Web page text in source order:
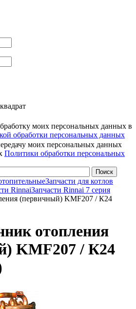
моих персональных данных в
обработки персональных данных
моих персональных данных
Политики обработки персональных
Запчасти для котлов
RinnaiЗапчасти Rinnai 7 серия
(первичный) KMF207 / К24
отопления
KMF207 / К24